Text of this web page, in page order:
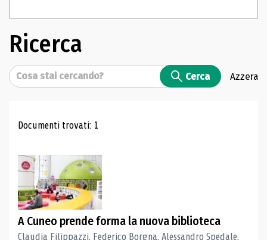
Ricerca
Cerca Cerca Azzera
Risultati di ricerca
Documenti trovati: 1
A Cuneo prende forma la nuova biblioteca
Claudia Filippazzi, Federico Borgna, Alessandro Spedale,